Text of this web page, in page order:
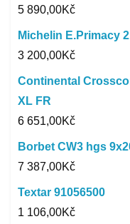
5 890,00Kč
Michelin E.Primacy
3 200,00Kč
Continental
XL FR
6 651,00Kč
Borbet CW3 hgs
7 387,00Kč
Textar 91056500
1 106,00Kč